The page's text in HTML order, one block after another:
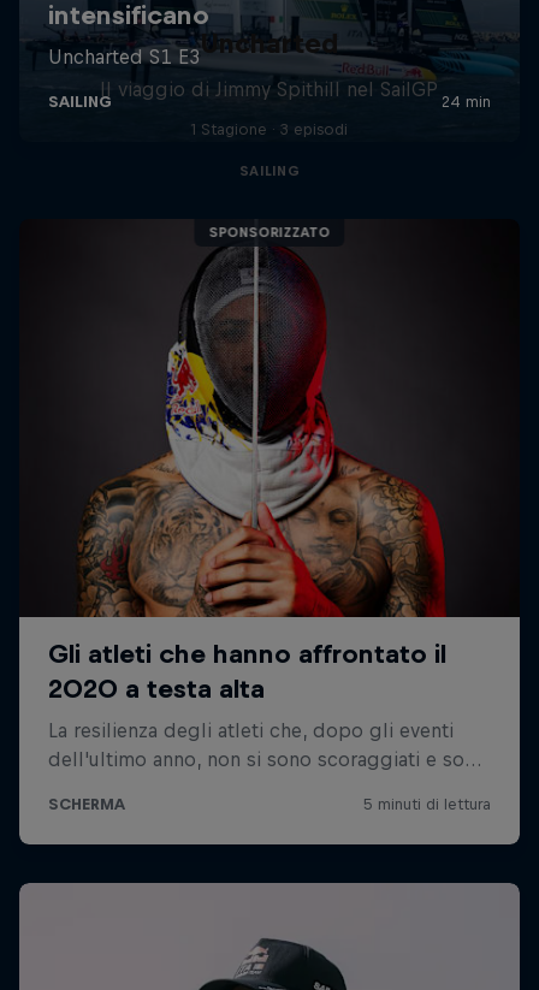
Uncharted
Il viaggio di Jimmy Spithill nel SailGP
1 Stagione · 3 episodi
SAILING